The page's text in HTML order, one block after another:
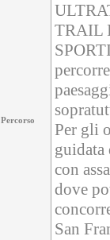
Percorso
TRAIL
Per gli
guidata
con
dove
San